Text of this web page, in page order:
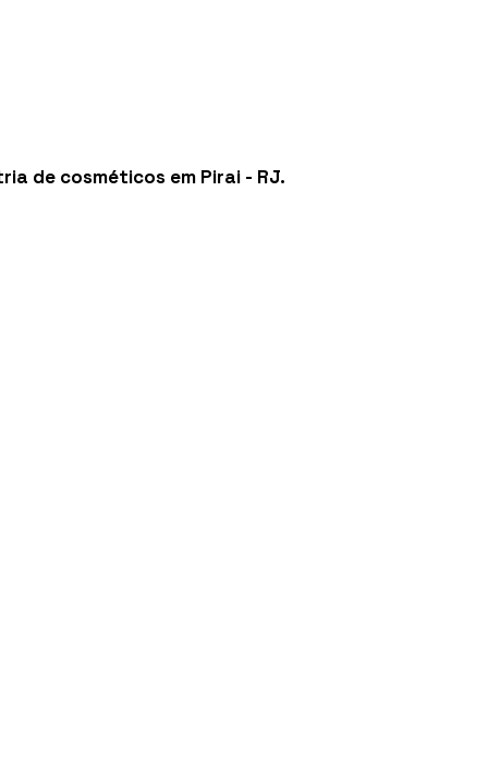
de cosméticos em Pirai - RJ.